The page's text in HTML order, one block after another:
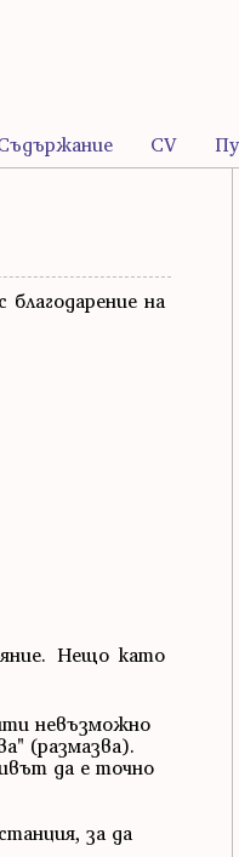
CV
на
Нещо като
невъзможно
(размазва).
да е точно
за да